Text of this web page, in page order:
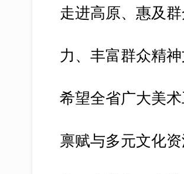
走进高原、惠及
力、丰富群众精
希望全省广大美
禀赋与多元文化